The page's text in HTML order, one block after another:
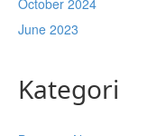
October 2024
June 2023
Kategori